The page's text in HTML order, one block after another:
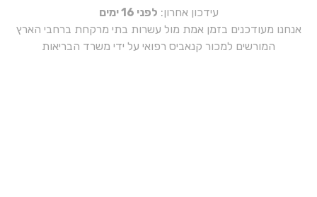
עידכון אחרון: לפני 16 ימים
אנחנו מעודכנים בזמן אמת מול עשרות בתי מרקחת ברחבי הארץ
המורשים למכור קנאביס רפואי על ידי משרד הבריאות